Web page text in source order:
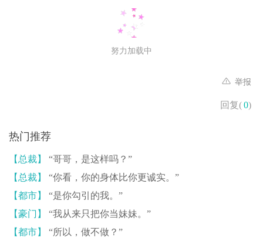
努力加载中
举报
回复(0)
热门推荐
【总裁】
“哥哥，是这样吗？”
【总裁】
“你看，你的身体比你更诚实。”
【都市】
“是你勾引的我。”
【豪门】
“我从来只把你当妹妹。”
【都市】
“所以，做不做？”